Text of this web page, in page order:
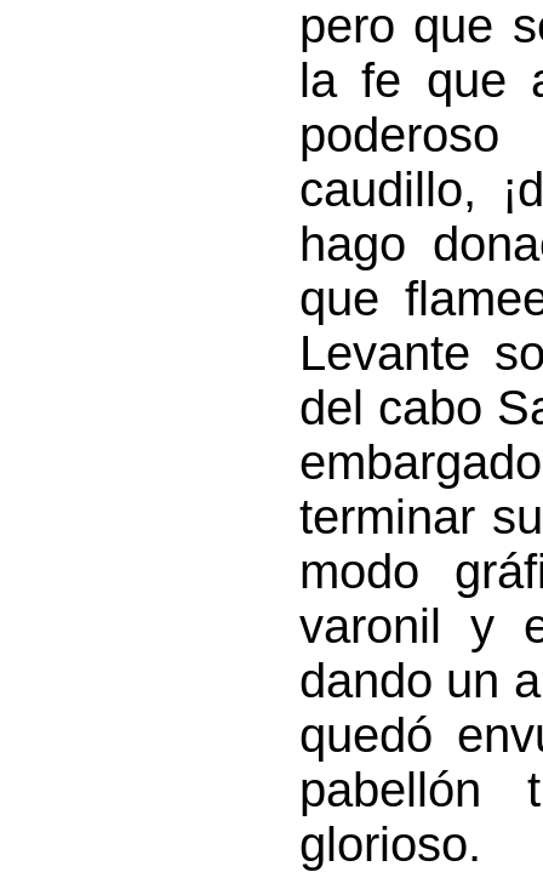
pero que
la fe que
caudillo,
hago
que
Levante
del cabo
terminar
modo
varonil y
dando un
quedó
pabellón
glorioso.